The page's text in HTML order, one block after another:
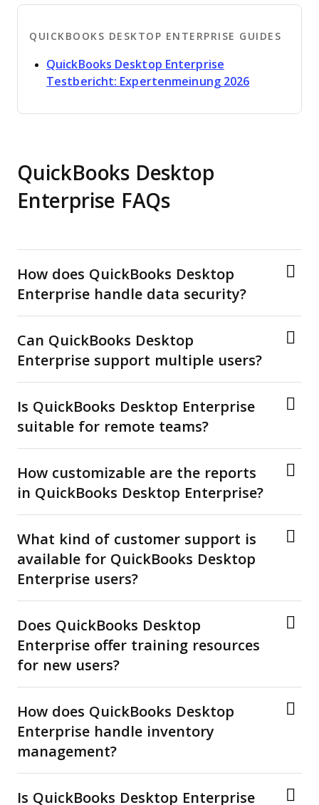
QUICKBOOKS DESKTOP ENTERPRISE GUIDES
QuickBooks Desktop Enterprise
Testbericht: Expertenmeinung 2026Opens new
QuickBooks Desktop
Enterprise FAQs
How does QuickBooks Desktop
Enterprise handle data security?
Can QuickBooks Desktop
Enterprise support multiple users?
Is QuickBooks Desktop Enterprise
suitable for remote teams?
How customizable are the reports
in QuickBooks Desktop Enterprise?
What kind of customer support is
available for QuickBooks Desktop
Enterprise users?
Does QuickBooks Desktop
Enterprise offer training resources
for new users?
How does QuickBooks Desktop
Enterprise handle inventory
management?
Is QuickBooks Desktop Enterprise